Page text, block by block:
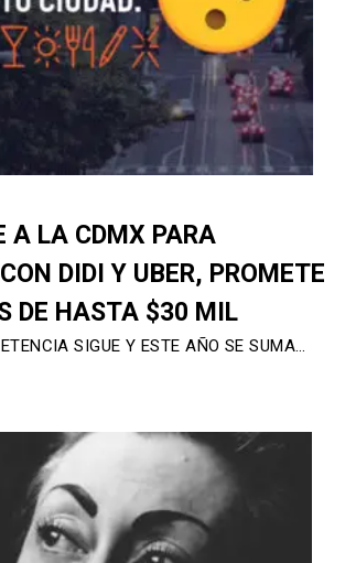
A LA CDMX PARA
DIDI Y UBER, PROMETE
DE HASTA $30 MIL
SIGUE Y ESTE AÑO SE SUMA…